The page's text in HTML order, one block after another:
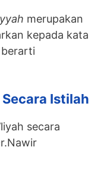
merupakan
kepada kata
Istilah
secara